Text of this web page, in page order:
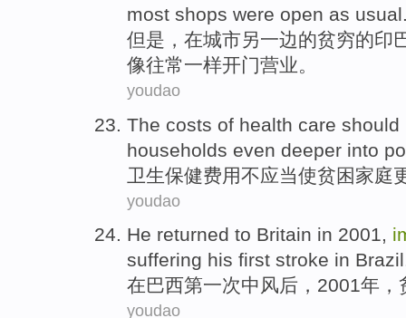
most shops were open as usual
但是 ， 在城市另一边的贫穷的印
像往常一样开门营业。
youdao
The costs of health care should
households even deeper into
卫生保健费用不应当使贫困家庭
youdao
He returned to Britain in 2001,
suffering his first stroke in Brazil
在巴西第一次中风后 ，2001年，
youdao